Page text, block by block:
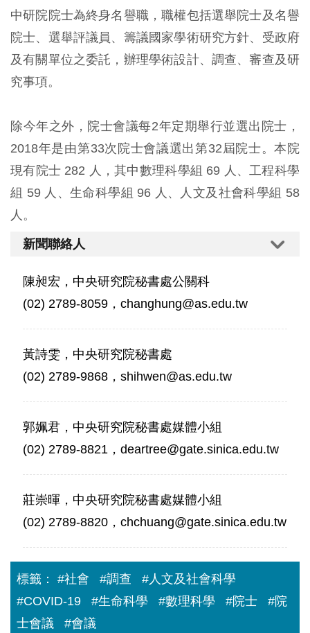
中研院院士為終身名譽職，職權包括選舉院士及名譽
院士、選舉評議員、籌議國家學術研究方針、受政府
及有關單位之委託，辦理學術設計、調查、審查及研
究事項。
除今年之外，院士會議每2年定期舉行並選出院士，
2018年是由第33次院士會議選出第32屆院士。本院
現有院士 282 人，其中數理科學組 69 人、工程科學
組 59 人、生命科學組 96 人、人文及社會科學組 58
人。
新聞聯絡人
陳昶宏，中央研究院秘書處公關科
(02) 2789-8059，changhung@as.edu.tw
黃詩雯，中央研究院秘書處
(02) 2789-9868，shihwen@as.edu.tw
郭姵君，中央研究院秘書處媒體小組
(02) 2789-8821，deartree@gate.sinica.edu.tw
莊崇暉，中央研究院秘書處媒體小組
(02) 2789-8820，chchuang@gate.sinica.edu.tw
標籤： #社會 #調查
#人文及社會科學
#COVID-19
#生命科學 #數理科學 #院士
#院
士會議
#會議